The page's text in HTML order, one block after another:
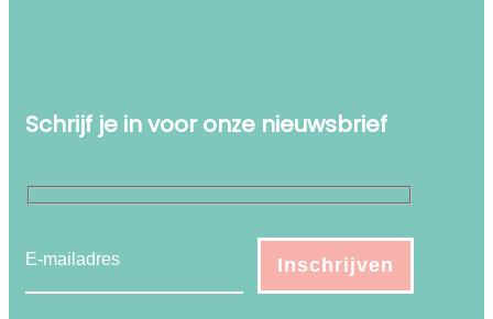
Schrijf je in voor onze nieuwsbrief